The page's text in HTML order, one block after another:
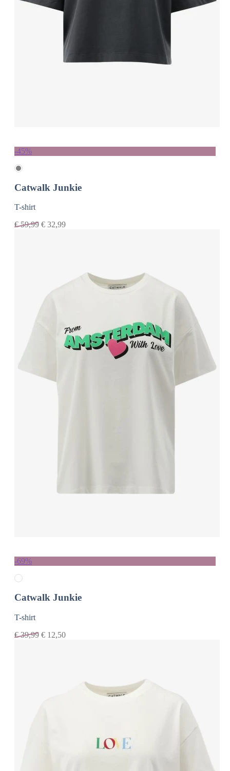
-45%
Catwalk Junkie
T-shirt
€59,99 € 32,99
-69%
Catwalk Junkie
T-shirt
€39,99 € 12,50